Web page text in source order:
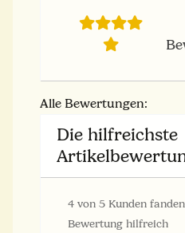
Alle Bewertungen:
Die hilfreichste
4 von 5 Kunden
Bewertung hilfreich